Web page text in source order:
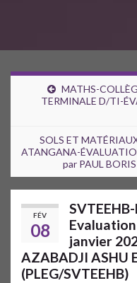
MATHS-
TERMINALE D/TI-
SOLS ET
ATANGANA-
par PAUL
FÉV
08
Evaluation
janvier
AZABADJI ASHU
(PLEG/SVTEEHB)